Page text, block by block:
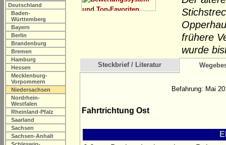
Deutschland
Baden-
Württemberg
Bayern
Berlin
Brandenburg
Bremen
Hamburg
Hessen
Mecklenburg-
Vorpommern
Niedersachsen
Nordrhein-
Westfalen
Rheinland-Pfalz
Saarland
Sachsen
Sachsen-Anhalt
frühere
wurde
Steckbrief / Literatur
Befahrung: Mai
Fahrtrichtung Ost